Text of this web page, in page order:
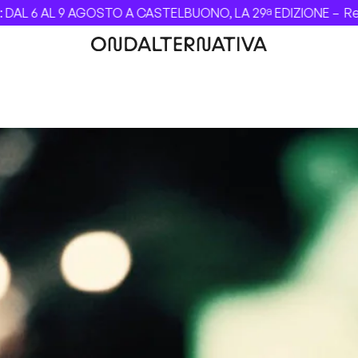
6 AL 9 AGOSTO A CASTELBUONO, LA 29ª EDIZIONE –